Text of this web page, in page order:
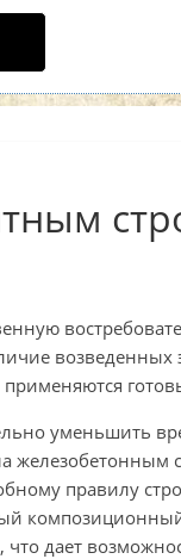
уменьшить
железобетонным
правилу
дает